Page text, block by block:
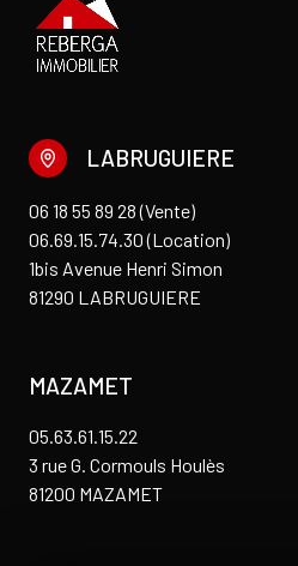
LABRUGUIERE
06 18 55 89 28 (Vente)
06.69.15.74.30 (Location)
1bis Avenue Henri Simon
81290 LABRUGUIERE
MAZAMET
05.63.61.15.22
3 rue G. Cormouls Houlès
81200 MAZAMET